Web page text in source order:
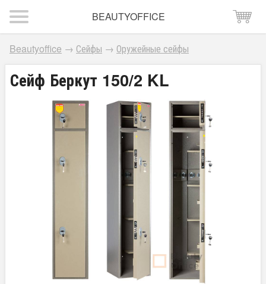
BEAUTYOFFICE
Beautyoffice → Сейфы → Оружейные сейфы
Сейф Беркут 150/2 KL